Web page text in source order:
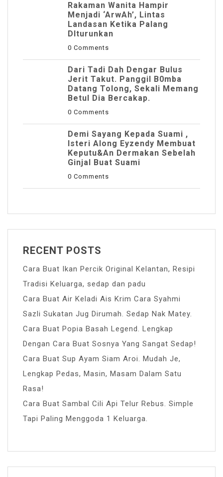
Rakaman Wanita Hampir
Menjadi ‘ArwAh’, Lintas
Landasan Ketika Palang
DIturunkan
0 Comments
Dari Tadi Dah Dengar Bulus
Jerit Takut. Panggil B0mba
Datang Tolong, Sekali Memang
Betul Dia Bercakap.
0 Comments
Demi Sayang Kepada Suami ,
Isteri Along Eyzendy Membuat
Keputu&an Dermakan Sebelah
Ginjal Buat Suami
0 Comments
RECENT POSTS
Cara Buat Ikan Percik Original Kelantan, Resipi
Tradisi Keluarga, sedap dan padu
Cara Buat Air Keladi Ais Krim Cara Syahmi
Sazli Sukatan Jug Dirumah. Sedap Nak Matey.
Cara Buat Popia Basah Legend. Lengkap
Dengan Cara Buat Sosnya Yang Sangat Sedap!
Cara Buat Sup Ayam Siam Aroi. Mudah Je,
Lengkap Pedas, Masin, Masam Dalam Satu
Rasa!
Cara Buat Sambal Cili Api Telur Rebus. Simple
Tapi Paling Menggoda 1 Keluarga.